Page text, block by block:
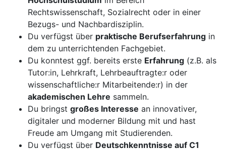
Rechtswissenschaft, Sozialrecht oder in einer
Bezugs- und Nachbardisziplin.
Du verfügst über praktische Berufserfahrung in
dem zu unterrichtenden Fachgebiet.
Du konntest ggf. bereits erste Erfahrung (z.B. als
Tutor:in, Lehrkraft, Lehrbeauftragte:r oder
wissenschaftliche:r Mitarbeitende:r) in der
akademischen Lehre sammeln.
Du bringst großes Interesse an innovativer,
digitaler und moderner Bildung mit und hast
Freude am Umgang mit Studierenden.
Du verfügst über Deutschkenntnisse auf C1